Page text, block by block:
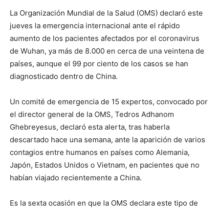
La Organización Mundial de la Salud (OMS) declaró este
jueves la emergencia internacional ante el rápido
aumento de los pacientes afectados por el coronavirus
de Wuhan, ya más de 8.000 en cerca de una veintena de
países, aunque el 99 por ciento de los casos se han
diagnosticado dentro de China.
Un comité de emergencia de 15 expertos, convocado por
el director general de la OMS, Tedros Adhanom
Ghebreyesus, declaró esta alerta, tras haberla
descartado hace una semana, ante la aparición de varios
contagios entre humanos en países como Alemania,
Japón, Estados Unidos o Vietnam, en pacientes que no
habían viajado recientemente a China.
Es la sexta ocasión en que la OMS declara este tipo de